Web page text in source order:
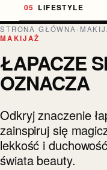
LIFESTYLE
STRONA GŁÓWNA›
MAKIJAŻ
ŁAPACZE
OZNACZA
Odkryj znaczenie
zainspiruj się
lekkość i
świata beauty.